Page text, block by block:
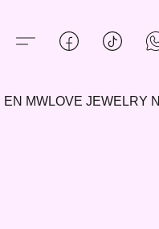
EN MWLOVE JEWELRY